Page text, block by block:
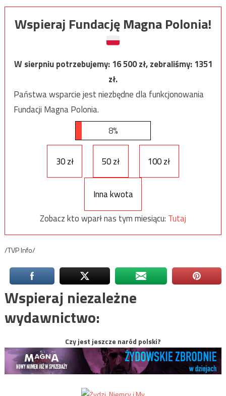
Wspieraj Fundację Magna Polonia!
W sierpniu potrzebujemy:16 500zł, zebraliśmy:1351
zł.
Państwa wsparcie jest niezbędne dla funkcjonowania
Fundacji Magna Polonia.
8%
30 zł 50 zł 100 zł
Inna kwota
Zobacz kto wparł nas tym miesiącu: Tutaj
/TVP Info/
Wspieraj niezależne
wydawnictwo:
Czy jest jeszcze naród polski?